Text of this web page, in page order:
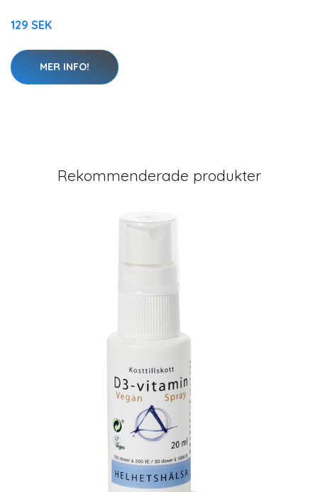
129 SEK
MER INFO!
Rekommenderade produkter